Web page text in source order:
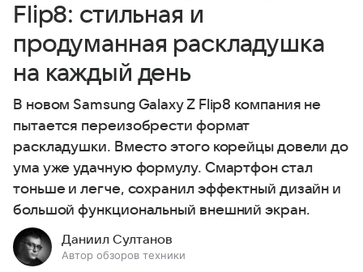
Flip8: стильная и
продуманная раскладушка
на каждый день
В новом Samsung Galaxy Z Flip8 компания не
пытается переизобрести формат
раскладушки. Вместо этого корейцы довели до
ума уже удачную формулу. Смартфон стал
тоньше и легче, сохранил эффектный дизайн и
большой функциональный внешний экран.
Даниил Султанов
Автор обзоров техники